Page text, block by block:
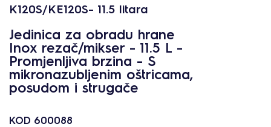
K120S/KE120S- 11.5 litara
Jedinica za obradu hrane
Inox rezač/mikser - 11.5 L -
Promjenljiva brzina - S
mikronazubljenim oštricama,
posudom i strugače
KOD 600088